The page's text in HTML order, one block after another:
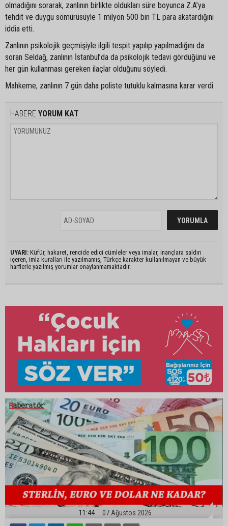
olmadığını sorarak, zanlının birlikte oldukları süre boyunca Z.A’ya
tehdit ve duygu sömürüsüyle 1 milyon 500 bin TL para akatardığını
iddia etti.
Zanlının psikolojik geçmişiyle ilgili tespit yapılıp yapılmadığını da
soran Seldağ, zanlının İstanbul’da da psikolojik tedavi gördüğünü ve
her gün kullanması gereken ilaçlar olduğunu söyledi.
Mahkeme, zanlının 7 gün daha poliste tutuklu kalmasına karar verdi.
HABERE YORUM KAT
UYARI: Küfür, hakaret, rencide edici cümleler veya imalar, inançlara saldırı
içeren, imla kuralları ile yazılmamış, Türkçe karakter kullanılmayan ve büyük
harflerle yazılmış yorumlar onaylanmamaktadır.
11:44 07 Ağustos 2026